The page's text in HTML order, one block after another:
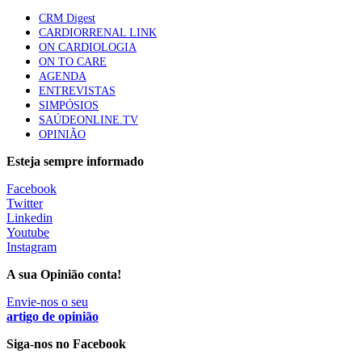
Trodelvy aprovado para primeira linha no cancro da
mama triplo negativo metastático em doentes não
elegíveis para inibidores PD-(L)1
61 visualizações
Especialistas defendem mais potássio na alimentação
57 visualizações
MAIS NOTÍCIAS
estabilidade no SNS
6 Ago, 2026 |0 Comments
Mais de 400 utentes beneficiaram de comparticipação reforçada
CRM Digest
CARDIORRENAL LINK
ON CARDIOLOGIA
ON TO CARE
AGENDA
ENTREVISTAS
SIMPÓSIOS
SAÚDEONLINE.TV
OPINIÃO
Esteja sempre informado
Facebook
Twitter
Linkedin
Youtube
Instagram
A sua Opinião conta!
Envie-nos o seu
artigo de opinião
Siga-nos no Facebook